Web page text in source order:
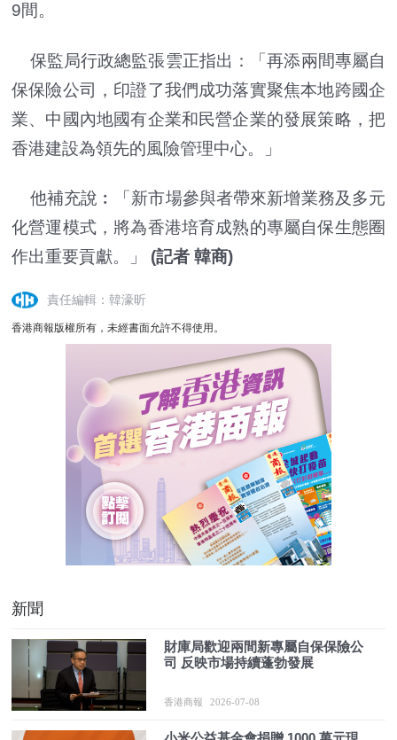
9間。
保監局行政總監張雲正指出：「再添兩間專屬自
保保險公司，印證了我們成功落實聚焦本地跨國企
業、中國內地國有企業和民營企業的發展策略，把
香港建設為領先的風險管理中心。」
他補充說︰「新市場參與者帶來新增業務及多元
化營運模式，將為香港培育成熟的專屬自保生態圈
作出重要貢獻。」 (記者 韓商)
責任編輯：韓濠昕
香港商報版權所有，未經書面允許不得使用。
新聞
財庫局歡迎兩間新專屬自保保險公
司 反映市場持續蓬勃發展
香港商報 2026-07-08